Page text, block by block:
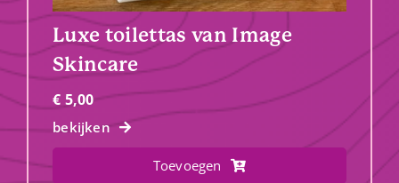
Luxe toilettas van Image
Skincare
€ 5,00
bekijken
Toevoegen